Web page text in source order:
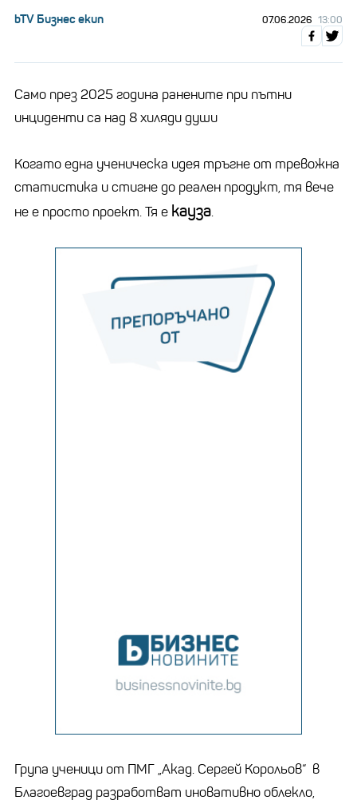
bTV Бизнес екип 07.06.2026 13:00
Само през 2025 година ранените при пътни
инциденти са над 8 хиляди души
Когато една ученическа идея тръгне от тревожна
статистика и стигне до реален продукт, тя вече
не е просто проект. Тя е кауза.
Група ученици от ПМГ „Акад. Сергей Корольов“ в
Благоевград разработват иновативно облекло,